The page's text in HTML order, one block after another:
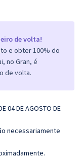
de volta!
e obter 100% do
no Gran, é
de volta.
04 DE AGOSTO DE
necessariamente